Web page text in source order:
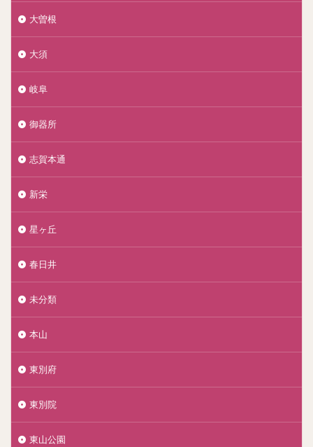
大曽根
大須
岐阜
御器所
志賀本通
新栄
星ヶ丘
春日井
未分類
本山
東別府
東別院
東山公園